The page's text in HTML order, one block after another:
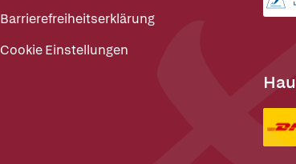
Barrierefreiheitserklärung
Cookie Einstellungen